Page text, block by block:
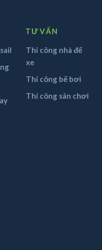
TƯ VẤN
Thi công nhà để
xe
Thi công bể bơi
Thi công sân chơi